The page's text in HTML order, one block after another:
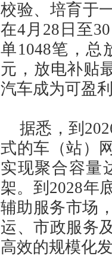
校验、培育于
在4月28日至
单1048笔，总
元，放电补贴
汽车成为可盈
据悉，到
式的车（站）
实现聚合容量
架。到2028年
辅助服务市场
运、市政服务
高效的规模化